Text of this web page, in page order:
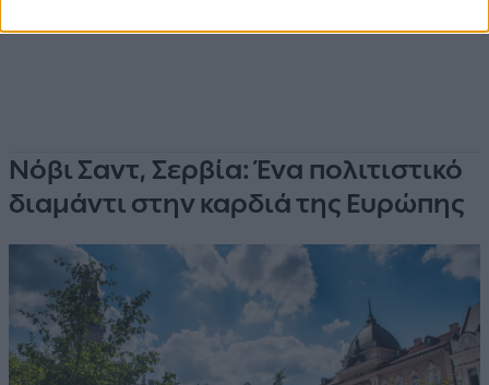
Νόβι Σαντ, Σερβία: Ένα πολιτιστικό
διαμάντι στην καρδιά της Ευρώπης